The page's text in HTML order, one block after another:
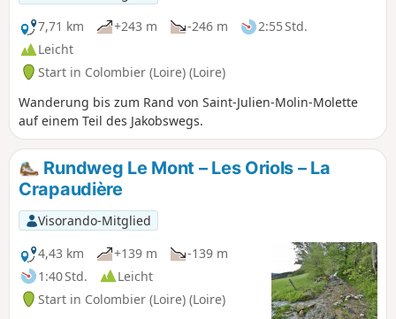
7,71 km
+243 m -246 m
2:55 Std.
Leicht
Start in Colombier (Loire) (Loire)
Wanderung bis zum Rand von Saint-Julien-Molin-Molette
auf einem Teil des Jakobswegs.
Rundweg Le Mont – Les Oriols – La
Crapaudière
Visorando-Mitglied
4,43 km
+139 m
-139 m
1:40 Std.
Leicht
Start in Colombier (Loire) (Loire)